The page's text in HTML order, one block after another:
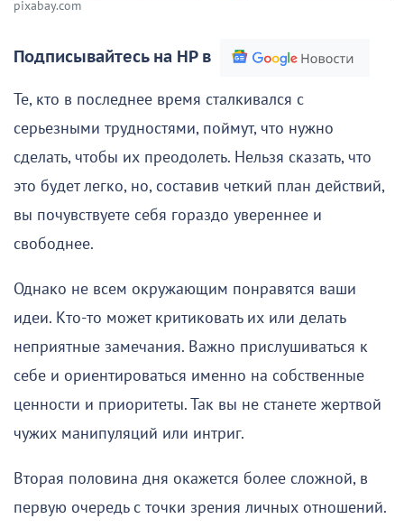
pixabay.com
Подписывайтесь на НР в
Те, кто в последнее время сталкивался с
серьезными трудностями, поймут, что нужно
сделать, чтобы их преодолеть. Нельзя сказать, что
это будет легко, но, составив четкий план действий,
вы почувствуете себя гораздо увереннее и
свободнее.
Однако не всем окружающим понравятся ваши
идеи. Кто-то может критиковать их или делать
неприятные замечания. Важно прислушиваться к
себе и ориентироваться именно на собственные
ценности и приоритеты. Так вы не станете жертвой
чужих манипуляций или интриг.
Вторая половина дня окажется более сложной, в
первую очередь с точки зрения личных отношений.